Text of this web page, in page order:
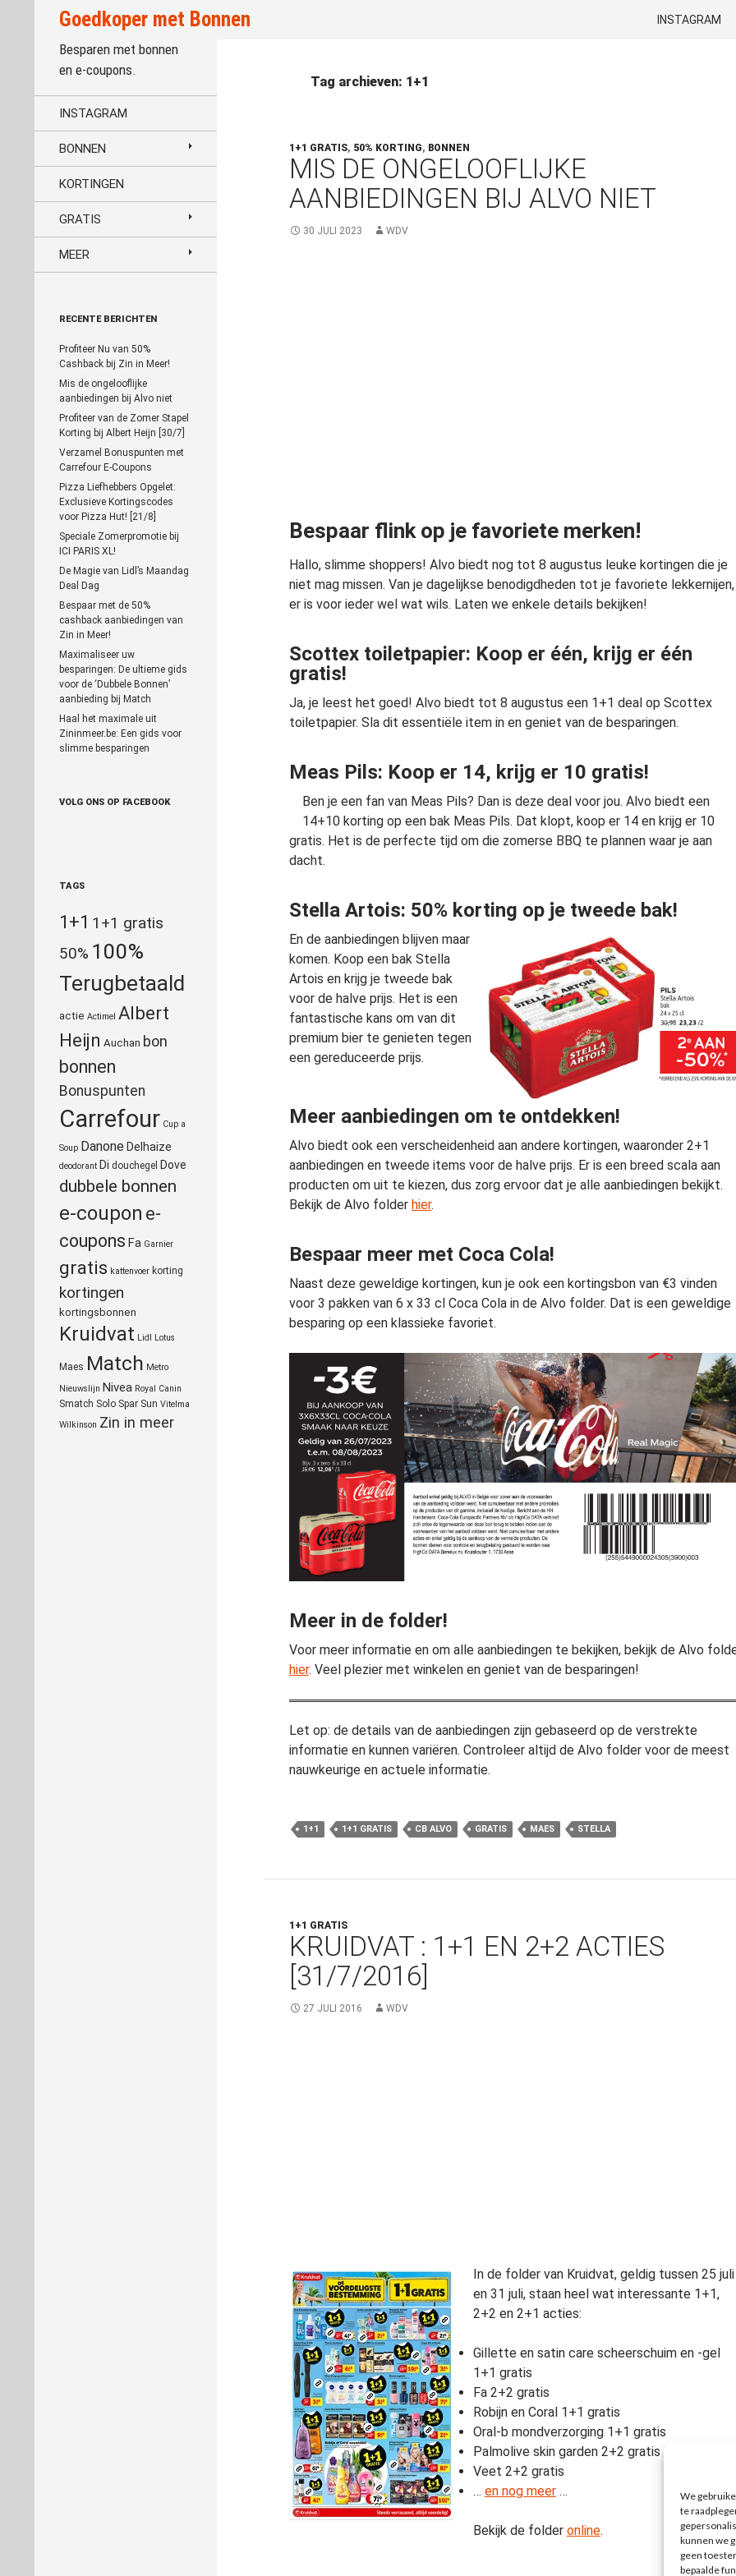
We
te
kunnen we
geen
bepaalde
Goedkoper met Bonnen
Zoeken
INSTAGRAM
Tag archieven: 1+1
1+1 GRATIS, 50% KORTING, BONNEN
MIS DE ONGELOOFLIJKE
AANBIEDINGEN BIJ ALVO NIET
30 JULI 2023 WDV
Bespaar flink op je favoriete merken!
Hallo, slimme shoppers! Alvo biedt nog tot 8 augustus leuke kortingen die je
niet mag missen. Van je dagelijkse benodigdheden tot je favoriete lekkernijen,
er is voor ieder wel wat wils. Laten we enkele details bekijken!
Scottex toiletpapier: Koop er één, krijg er één
gratis!
Ja, je leest het goed! Alvo biedt tot 8 augustus een 1+1 deal op Scottex
toiletpapier. Sla dit essentiële item in en geniet van de besparingen.
Meas Pils: Koop er 14, krijg er 10 gratis!
Ben je een fan van Meas Pils? Dan is deze deal voor jou. Alvo biedt een
14+10 korting op een bak Meas Pils. Dat klopt, koop er 14 en krijg er 10
gratis. Het is de perfecte tijd om die zomerse BBQ te plannen waar je aan
dacht.
Stella Artois: 50% korting op je tweede bak!
En de aanbiedingen blijven maar
komen. Koop een bak Stella
Artois en krijg je tweede bak
voor de halve prijs. Het is een
fantastische kans om van dit
premium bier te genieten tegen
een gereduceerde prijs.
Meer aanbiedingen om te ontdekken!
Alvo biedt ook een verscheidenheid aan andere kortingen, waaronder 2+1
aanbiedingen en tweede items voor de halve prijs. Er is een breed scala aan
producten om uit te kiezen, dus zorg ervoor dat je alle aanbiedingen bekijkt.
Bekijk de Alvo folder hier.
Bespaar meer met Coca Cola!
Naast deze geweldige kortingen, kun je ook een kortingsbon van €3 vinden
voor 3 pakken van 6 x 33 cl Coca Cola in de Alvo folder. Dat is een geweldige
besparing op een klassieke favoriet.
Meer in de folder!
Voor meer informatie en om alle aanbiedingen te bekijken, bekijk de Alvo
hier. Veel plezier met winkelen en geniet van de besparingen!
Let op: de details van de aanbiedingen zijn gebaseerd op de verstrekte
informatie en kunnen variëren. Controleer altijd de Alvo folder voor de meest
nauwkeurige en actuele informatie.
1+1 1+1 GRATIS CB ALVO GRATIS MAES STELLA
1+1 GRATIS
KRUIDVAT : 1+1 EN 2+2 ACTIES
[31/7/2016]
27 JULI 2016 WDV
In de folder van Kruidvat, geldig tussen 25 juli
en 31 juli, staan heel wat interessante 1+1,
2+2 en 2+1 acties:
Gillette en satin care scheerschuim en -gel
1+1 gratis
Fa 2+2 gratis
Robijn en Coral 1+1 gratis
Oral-b mondverzorging 1+1 gratis
Palmolive skin garden 2+2 gratis
Veet 2+2 gratis
… en nog meer …
Bekijk de folder online.
Besparen met bonnen
en e-coupons.
INSTAGRAM
BONNEN
KORTINGEN
GRATIS
MEER
RECENTE BERICHTEN
Profiteer Nu van 50%
Cashback bij Zin in Meer!
Mis de ongelooflijke
aanbiedingen bij Alvo niet
Profiteer van de Zomer Stapel
Korting bij Albert Heijn [30/7]
Verzamel Bonuspunten met
Carrefour E-Coupons
Pizza Liefhebbers Opgelet:
Exclusieve Kortingscodes
voor Pizza Hut! [21/8]
Speciale Zomerpromotie bij
ICI PARIS XL!
De Magie van Lidl’s Maandag
Deal Dag
Bespaar met de 50%
cashback aanbiedingen van
Zin in Meer!
Maximaliseer uw
besparingen: De ultieme gids
voor de ‘Dubbele Bonnen’
aanbieding bij Match
Haal het maximale uit
Zininmeer.be: Een gids voor
slimme besparingen
VOLG ONS OP FACEBOOK
TAGS
1+1 1+1 gratis
50% 100%
Terugbetaald
actie Actimel Albert
Heijn Auchan bon
bonnen
Bonuspunten
Carrefour Cup a
Soup Danone Delhaize
deodorant Di douchegel Dove
dubbele bonnen
e-coupon e-
coupons Fa Garnier
gratis kattenvoer korting
kortingen
kortingsbonnen
Kruidvat Lidl Lotus
Maes Match Metro
Nieuwslijn Nivea Royal Canin
Smatch Solo Spar Sun Vitelma
Wilkinson Zin in meer